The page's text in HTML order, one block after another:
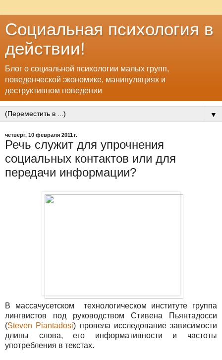
Социальная психология в
действии!
Блог о социальной психологии малых групп,
поведенческой экономике, манипуляциях и
деструктивном поведении
▼
четверг, 10 февраля 2011 г.
Речь служит для упрочнения
социальных контактов или для
передачи информации?
В массачусетском технологическом институте группа
лингвистов под руководством Стивена Пьянтадосси
(Steven Piantadosi) провела исследование зависимости
длины слова, его информативности и частоты
употребления в текстах.